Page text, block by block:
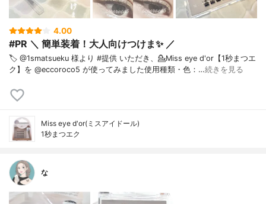
4.00
#PR ＼ 簡単装着！大人向けつけま✨ ／ ⁡
🏷️ @1smatsueku 様より #提供 いただき、⁡💁Miss eye d'or【1秒まつエ
ク】を @eccoroco5 が使ってみました⁡使用種類・色：…続きを見る
Miss eye d'or(ミスアイドール)
1秒まつエク
な